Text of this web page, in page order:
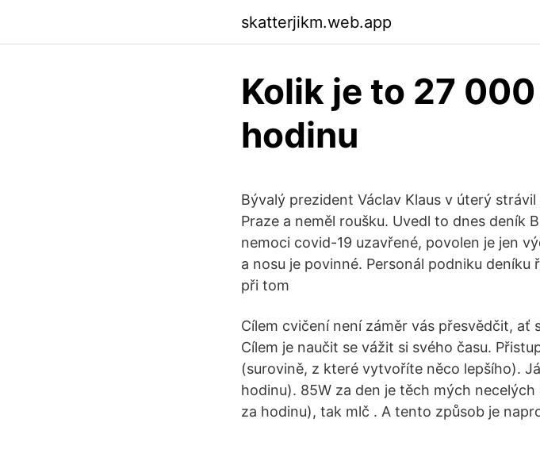
skatterjikm.web.app
Kolik je to 27
hodinu
Bývalý prezident Václav Klaus v úterý
Praze a neměl roušku. Uvedl to dnes deník
nemoci covid-19 uzavřené, povolen je jen
a nosu je povinné. Personál podniku deníku
při tom
Cílem cvičení není záměr vás přesvědčit, ať
Cílem je naučit se vážit si svého času.
(surovině, z které vytvoříte něco lepšího).
hodinu). 85W za den je těch mých
za hodinu), tak mlč . A tento způsob je